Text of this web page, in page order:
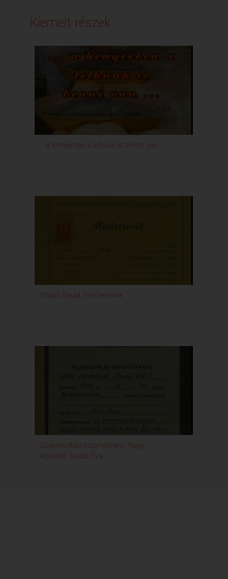
Kiemelt részek
... a kenyérben a lelkünk is benne van...
Szabó Gyula mesterlevele
Szakmunkás-bizonyítvány, Nagy
Árpádné Szabó Éva